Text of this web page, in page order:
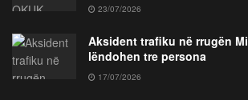
23/07/2026
Aksident trafiku në rrugën
lëndohen tre persona
17/07/2026